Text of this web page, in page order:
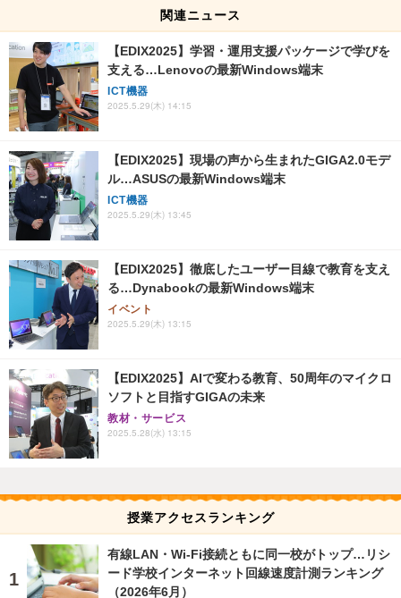
関連ニュース
【EDIX2025】学習・運用支援パッケージで学びを
支える…Lenovoの最新Windows端末
ICT機器
2025.5.29(木) 14:15
【EDIX2025】現場の声から生まれたGIGA2.0モデ
ル…ASUSの最新Windows端末
ICT機器
2025.5.29(木) 13:45
【EDIX2025】徹底したユーザー目線で教育を支え
る…Dynabookの最新Windows端末
イベント
2025.5.29(木) 13:15
【EDIX2025】AIで変わる教育、50周年のマイクロ
ソフトと目指すGIGAの未来
教材・サービス
2025.5.28(水) 13:15
授業アクセスランキング
有線LAN・Wi‑Fi接続ともに同一校がトップ…リシ
ード学校インターネット回線速度計測ランキング
（2026年6月）